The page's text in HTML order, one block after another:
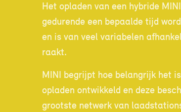
Het opladen van een hybride
gedurende een bepaalde tijd
en is van veel variabelen
raakt.
MINI begrijpt hoe belangrijk het
opladen ontwikkeld en deze
grootste netwerk van